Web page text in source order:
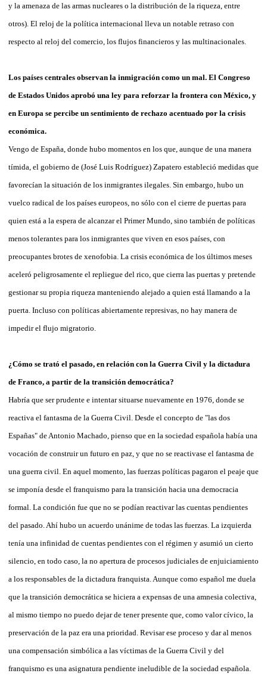
y la amenaza de las armas nucleares o la distribución de la riqueza, entre
otros). El reloj de la política internacional lleva un notable retraso con
respecto al reloj del comercio, los flujos financieros y las multinacionales.
Los países centrales observan la inmigración como un mal. El Congreso
de Estados Unidos aprobó una ley para reforzar la frontera con México, y
en Europa se percibe un sentimiento de rechazo acentuado por la crisis
económica.
Vengo de España, donde hubo momentos en los que, aunque de una manera
tímida, el gobierno de (José Luis Rodríguez) Zapatero estableció medidas que
favorecían la situación de los inmigrantes ilegales. Sin embargo, hubo un
vuelco radical de los países europeos, no sólo con el cierre de puertas para
quien está a la espera de alcanzar el Primer Mundo, sino también de políticas
menos tolerantes para los inmigrantes que viven en esos países, con
preocupantes brotes de xenofobia. La crisis económica de los últimos meses
aceleró peligrosamente el repliegue del rico, que cierra las puertas y pretende
gestionar su propia riqueza manteniendo alejado a quien está llamando a la
puerta. Incluso con políticas abiertamente represivas, no hay manera de
impedir el flujo migratorio.
¿Cómo se trató el pasado, en relación con la Guerra Civil y la dictadura
de Franco, a partir de la transición democrática?
Habría que ser prudente e intentar situarse nuevamente en 1976, donde se
reactiva el fantasma de la Guerra Civil. Desde el concepto de "las dos
Españas" de Antonio Machado, pienso que en la sociedad española había una
vocación de construir un futuro en paz, y que no se reactivase el fantasma de
una guerra civil. En aquel momento, las fuerzas políticas pagaron el peaje que
se imponía desde el franquismo para la transición hacia una democracia
formal. La condición fue que no se podían reactivar las cuentas pendientes
del pasado. Ahí hubo un acuerdo unánime de todas las fuerzas. La izquierda
tenía una infinidad de cuentas pendientes con el régimen y asumió un cierto
silencio, en todo caso, la no apertura de procesos judiciales de enjuiciamiento
a los responsables de la dictadura franquista. Aunque como español me duela
que la transición democrática se hiciera a expensas de una amnesia colectiva,
al mismo tiempo no puedo dejar de tener presente que, como valor cívico, la
preservación de la paz era una prioridad. Revisar ese proceso y dar al menos
una compensación simbólica a las víctimas de la Guerra Civil y del
franquismo es una asignatura pendiente ineludible de la sociedad española.